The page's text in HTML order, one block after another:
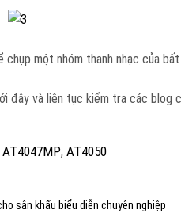
chụp một nhóm thanh nhạc của
đây và liên tục kiểm tra các blog
AT4047MP,AT4050
sân khấu biểu diễn chuyên nghiệp